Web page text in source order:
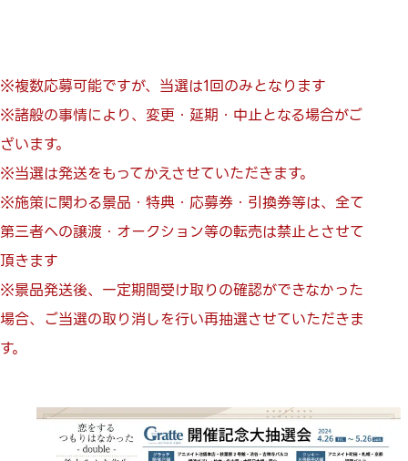
※複数応募可能ですが、当選は1回のみとなります
※諸般の事情により、変更・延期・中止となる場合がご
ざいます。
※当選は発送をもってかえさせていただきます。
※施策に関わる景品・特典・応募券・引換券等は、全て
第三者への譲渡・オークション等の転売は禁止とさせて
頂きます
※景品発送後、一定期間受け取りの確認ができなかった
場合、ご当選の取り消しを行い再抽選させていただきま
す。